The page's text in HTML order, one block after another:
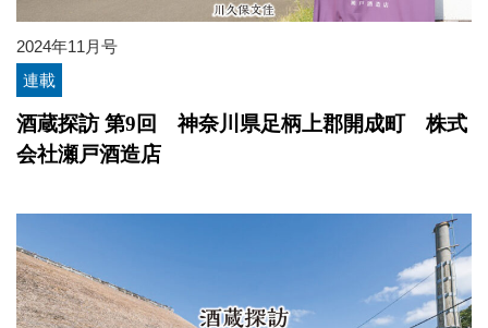
2024年11月号
連載
酒蔵探訪 第9回 神奈川県足柄上郡開成町 株式
会社瀬戸酒造店